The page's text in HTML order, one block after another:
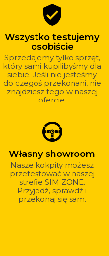
verified_user
Wszystko testujemy
osobiście
Sprzedajemy tylko sprzęt,
który sami kupilibyśmy dla
siebie. Jeśli nie jesteśmy
do czegoś przekonani, nie
znajdziesz tego w naszej
ofercie.
Własny showroom
Nasze kokpity możesz
przetestować w naszej
strefie SIM ZONE.
Przyjedź, sprawdź i
przekonaj się sam.